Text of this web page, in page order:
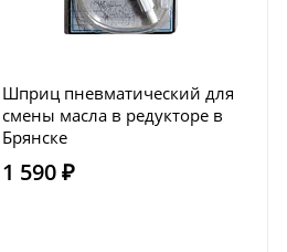
Шприц пневматический для
смены масла в редукторе в
Брянске
1 590 ₽